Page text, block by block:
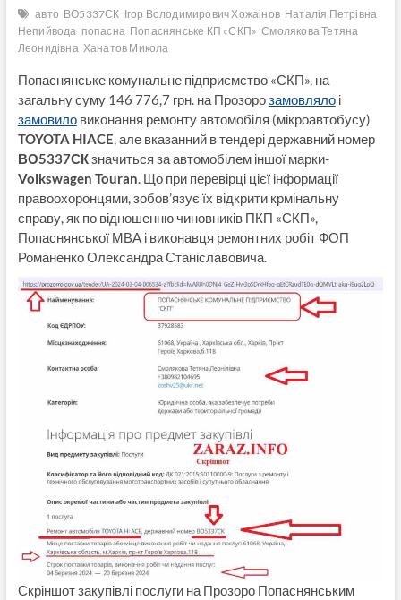
авто ВО5337СК Ігор Володимирович Хожаінов Наталія Петрівна
Непийвода попасна Попаснянське КП «СКП» Смолякова Тетяна
Леонидівна Ханатов Микола
Попаснянське комунальне підприємство «СКП», на
загальну суму 146 776,7 грн. на Прозорозамовлялоі
замовиловиконання ремонту автомобіля (мікроавтобусу)
TOYOTA HIACE, але вказанний в тендері державний номер
ВО5337СКзначиться за автомобілем іншої марки-
Volkswagen Touran. Що при перевірці цієї інформації
правоохоронцями, зобов’язує їх відкрити крмінальну
справу, як по відношенню чиновників ПКП «СКП»,
Попаснянської МВА і виконавця ремонтних робіт ФОП
Романенко Олександра Станіславовича.
Скріншот закупівлі послуги на Прозоро Попаснянським